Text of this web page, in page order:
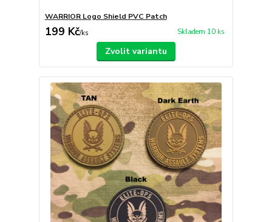
WARRIOR Logo Shield PVC Patch
199 Kč/ks Skladem 10 ks
Zvolit variantu